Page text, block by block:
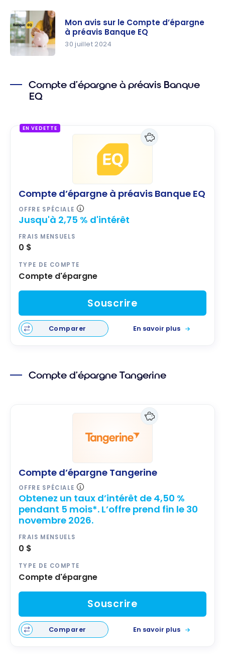
les
nouveaux
clients : Ob
tenez un
de 4,50 %
avec les
d’épargne
Compte
d’épargne
Banque EQ
Mon avis sur le Compte d’épargne
à préavis Banque EQ
30 juillet 2024
Compte d’épargne à préavis Banque
EQ
EN VEDETTE
Compte d’épargne à préavis Banque EQ
OFFRE SPÉCIALE
Jusqu'à 2,75 % d'intérêt
FRAIS MENSUELS
0 $
TYPE DE COMPTE
Compte d'épargne
Souscrire
Comparer En savoir plus
Compte d’épargne Tangerine
Compte d’épargne Tangerine
OFFRE SPÉCIALE
Obtenez un taux d’intérêt de 4,50 %
pendant 5 mois*. L’offre prend fin le 30
novembre 2026.
FRAIS MENSUELS
0 $
TYPE DE COMPTE
Compte d'épargne
Souscrire
Comparer En savoir plus